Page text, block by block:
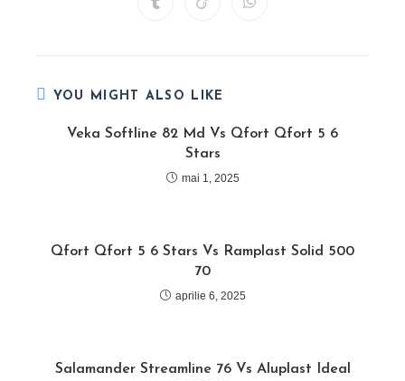
Opens
Opens
Opens
YOU MIGHT ALSO LIKE
Veka Softline 82 Md Vs Qfort Qfort 5 6
Stars
mai 1, 2025
Qfort Qfort 5 6 Stars Vs Ramplast Solid 500
70
aprilie 6, 2025
Salamander Streamline 76 Vs Aluplast Ideal